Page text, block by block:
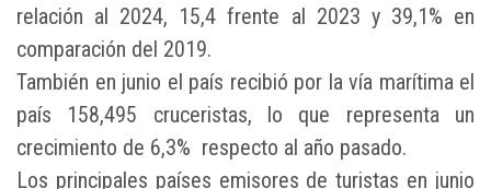
relación al 2024, 15,4 frente al 2023 y 39,1% en
comparación del 2019.
También en junio el país recibió por la vía marítima el
país 158,495 cruceristas, lo que representa un
crecimiento de 6,3% respecto al año pasado.
Los principales países emisores de turistas en junio